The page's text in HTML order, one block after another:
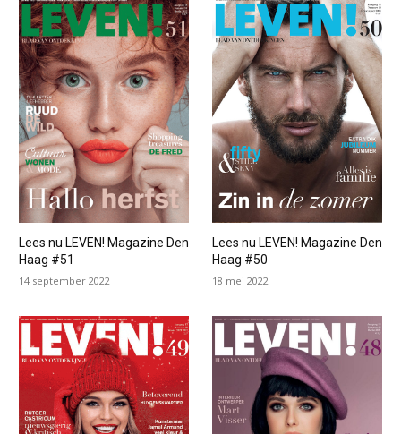
Lees nu LEVEN! Magazine Den
Haag #51
14 september 2022
Lees nu LEVEN! Magazine Den
Haag #50
18 mei 2022